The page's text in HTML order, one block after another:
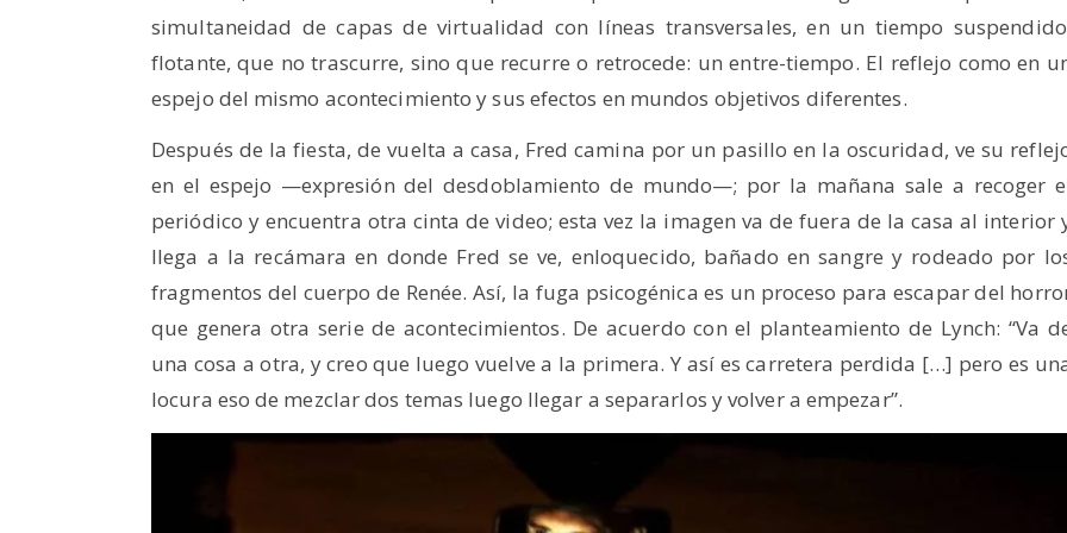
simultaneidad de capas de virtualidad con líneas transversales, en un tiempo
flotante, que no trascurre, sino que recurre o retrocede: un entre-tiempo. El reflejo como en
espejo del mismo acontecimiento y sus efectos en mundos objetivos diferentes.
Después de la fiesta, de vuelta a casa, Fred camina por un pasillo en la oscuridad, ve su
en el espejo —expresión del desdoblamiento de mundo—; por la mañana sale a recoger
periódico y encuentra otra cinta de video; esta vez la imagen va de fuera de la casa al interior
llega a la recámara en donde Fred se ve, enloquecido, bañado en sangre y rodeado por
fragmentos del cuerpo de Renée. Así, la fuga psicogénica es un proceso para escapar del
que genera otra serie de acontecimientos. De acuerdo con el planteamiento de Lynch: “Va
una cosa a otra, y creo que luego vuelve a la primera. Y así es carretera perdida […] pero es
locura eso de mezclar dos temas luego llegar a separarlos y volver a empezar”.